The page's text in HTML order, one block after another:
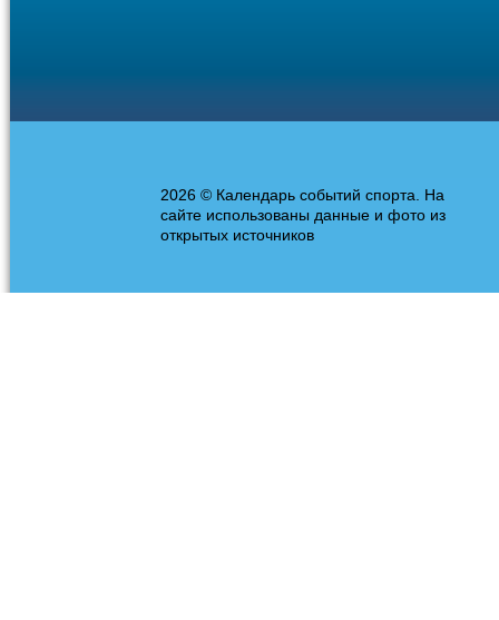
2026 © Календарь событий спорта. На
сайте использованы данные и фото из
открытых источников